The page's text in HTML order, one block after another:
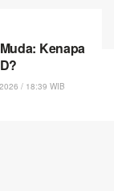
Kenapa
/ 18:39 WIB